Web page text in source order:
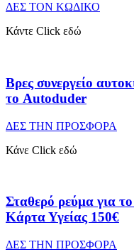
ΔΕΣ ΤΟΝ ΚΩΔΙΚΟ
Κάντε Click εδώ
Βρες συνεργείο
το Autoduder
ΔΕΣ ΤΗΝ ΠΡΟΣΦΟΡΑ
Κάνε Click εδώ
Σταθερό ρεύμα για
Κάρτα Υγείας 150€
ΔΕΣ ΤΗΝ ΠΡΟΣΦΟΡΑ